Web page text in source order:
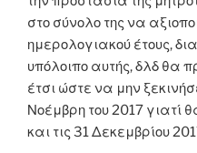
στο σύνολο της να
ημερολογιακού έτους,
υπόλοιπο αυτής, δλδ θα
έτσι ώστε να μην
Νοέμβρη του 2017 γιατί
και τις 31 Δεκεμβρίου